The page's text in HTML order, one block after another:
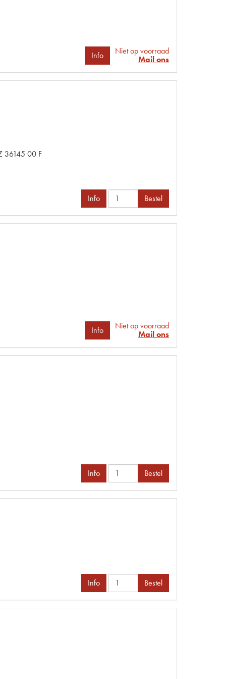
Info
Niet op voorraad
Mail ons
36145 00 F
Info
Bestel
Info
Niet op voorraad
Mail ons
Info
Bestel
Info
Bestel